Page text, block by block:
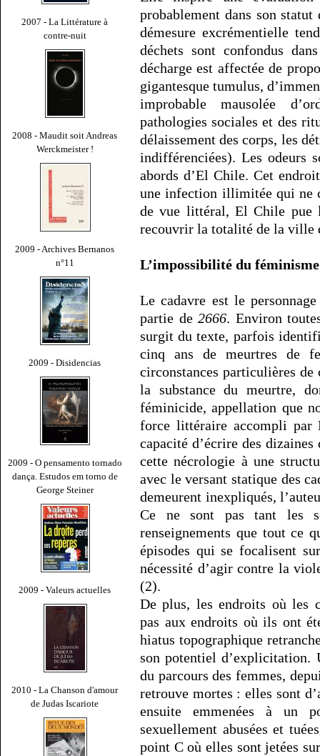
2007 - La Littérature à
contre-nuit
2008 - Maudit soit Andreas
Werckmeister !
2009 - Archives Bernanos
n°11
2009 - Disidencias
2009 - O pensamento tornado
dança. Estudos em torno de
George Steiner
2009 - Valeurs actuelles
2010 - La Chanson d'amour
de Judas Iscariote
probablement dans son
démesure excrémentielle
déchets sont confondus
décharge est affectée de
gigantesque tumulus,
improbable mausolée
pathologies sociales et des
délaissement des corps, les
indifférenciées). Les odeurs
abords d’El Chile. Cet
une infection illimitée qui ne
de vue littéral, El Chile pue
recouvrir la totalité de la ville
L’impossibilité du féminisme
Le cadavre est le
partie de2666. Environ
surgit du texte, parfois
cinq ans de meurtres de
circonstances particulières de
la substance du meurtre,
féminicide, appellation que
force littéraire accompli par
capacité d’écrire des
cette nécrologie à une
avec le versant statique des
demeurent inexpliqués,
Ce ne sont pas tant les
renseignements que tout ce
épisodes qui se focalisent
nécessité d’agir contre la
(2).
De plus, les endroits où les
pas aux endroits où ils ont
hiatus topographique
son potentiel d’explicitation.
du parcours des femmes,
retrouve mortes : elles sont
ensuite emmenées à un
sexuellement abusées et
point C où elles sont jetées